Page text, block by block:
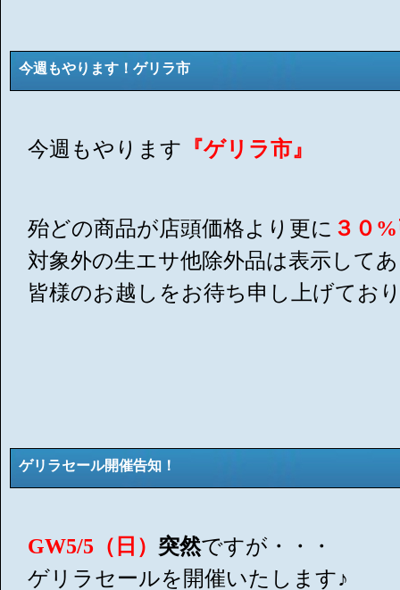
今週もやります！ゲリラ市
今週もやります 『ゲリラ市』
殆どの商品が店頭価格より更に ３０
対象外の生エサ他除外品は表示して
皆様のお越しをお待ち申し上げてお
ゲリラセール開催告知！
GW5/5（日） 突然ですが・・・
ゲリラセールを開催いたします♪